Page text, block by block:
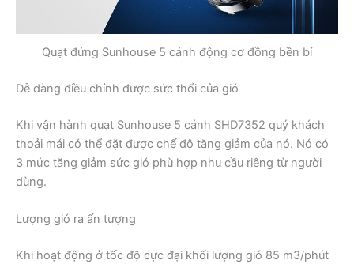
Quạt đứng Sunhouse 5 cánh động cơ đồng bền bỉ
Dễ dàng điều chỉnh được sức thổi của gió
Khi vận hành quạt Sunhouse 5 cánh SHD7352 quý khách
thoải mái có thể đặt được chế độ tăng giảm của nó. Nó có
3 mức tăng giảm sức gió phù hợp nhu cầu riêng từ người
dùng.
Lượng gió ra ấn tượng
Khi hoạt động ở tốc độ cực đại khối lượng gió 85 m3/phút